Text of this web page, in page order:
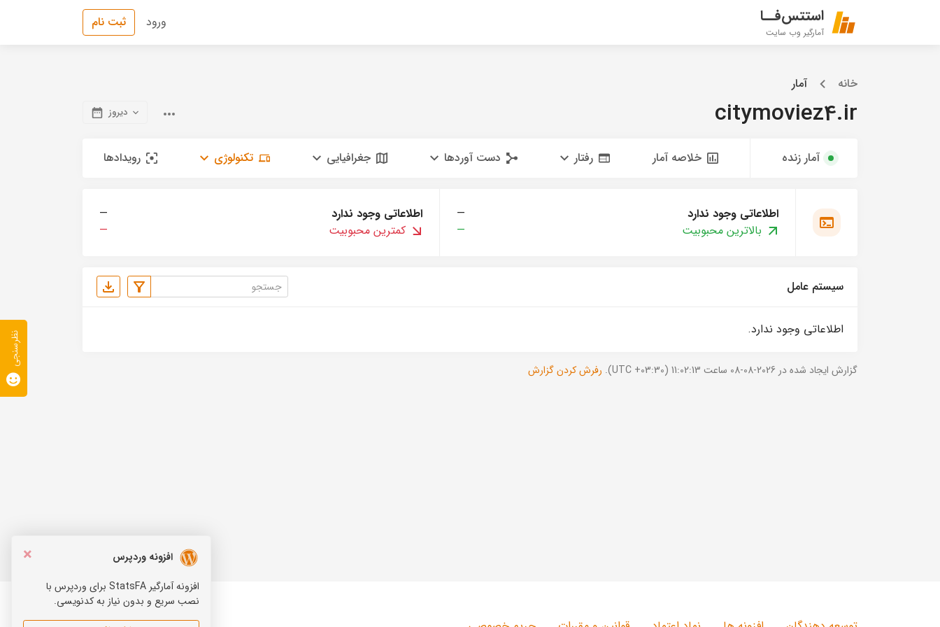
استتس‌فــا
آمارگیر وب سایت
ورود ثبت نام
خانه آمار
citymoviez4.ir دیروز
آمار زنده خلاصه آمار رفتار دست آوردها جغرافیایی تکنولوژی رویدادها
اطلاعاتی وجود ندارد
—
بالاترین محبوبیت
—
اطلاعاتی وجود ندارد
—
کمترین محبوبیت
—
سیستم عامل
اطلاعاتی وجود ندارد.
گزارش ایجاد شده در 2026-08-08 ساعت 11:02:13 (UTC +03:30). رفرش کردن گزارش
×
افزونه وردپرس
افزونه آمارگیر StatsFA برای وردپرس با
نصب سریع و بدون نیاز به کدنویسی.
نظرسنجی